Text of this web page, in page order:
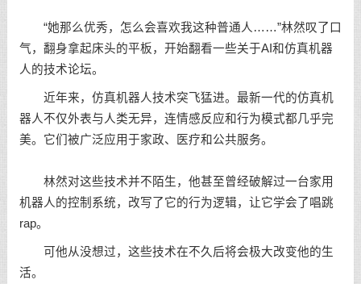
“她那么优秀，怎么会喜欢我这种普通人……”林然叹了口
气，翻身拿起床头的平板，开始翻看一些关于AI和仿真机器
人的技术论坛。
近年来，仿真机器人技术突飞猛进。最新一代的仿真机
器人不仅外表与人类无异，连情感反应和行为模式都几乎完
美。它们被广泛应用于家政、医疗和公共服务。
林然对这些技术并不陌生，他甚至曾经破解过一台家用
机器人的控制系统，改写了它的行为逻辑，让它学会了唱跳
rap。
可他从没想过，这些技术在不久后将会极大改变他的生
活。